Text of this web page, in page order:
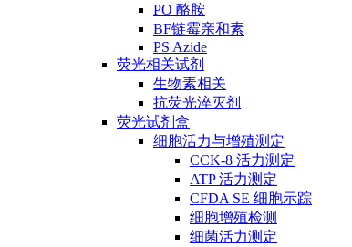
PO 酪胺
BF链霉亲和素
PS Azide
荧光相关试剂
生物素相关
抗荧光淬灭剂
荧光试剂盒
细胞活力与增殖测定
CCK-8 活力测定
ATP 活力测定
CFDA SE 细胞示踪
细胞增殖检测
细菌活力测定